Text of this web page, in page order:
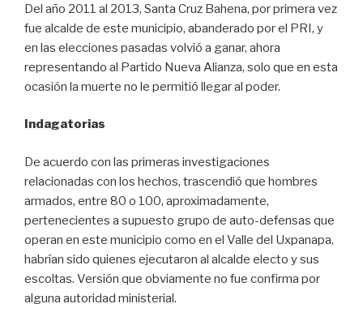
Del año 2011 al 2013, Santa Cruz Bahena, por primera vez
fue alcalde de este municipio, abanderado por el PRI, y
en las elecciones pasadas volvió a ganar, ahora
representando al Partido Nueva Alianza, solo que en esta
ocasión la muerte no le permitió llegar al poder.
Indagatorias
De acuerdo con las primeras investigaciones
relacionadas con los hechos, trascendió que hombres
armados, entre 80 o 100, aproximadamente,
pertenecientes a supuesto grupo de auto-defensas que
operan en este municipio como en el Valle del Uxpanapa,
habrían sido quienes ejecutaron al alcalde electo y sus
escoltas. Versión que obviamente no fue confirma por
alguna autoridad ministerial.